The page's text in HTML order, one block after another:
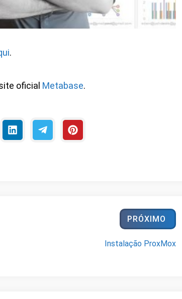
.
oficial Metabase.
PRÓXIMO
Instalação ProxMox